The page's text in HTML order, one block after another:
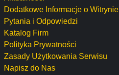
Dodatkowe Informacje o Witrynie
Pytania i Odpowiedzi
Katalog Firm
Polityka Prywatności
Zasady Użytkowania Serwisu
Napisz do Nas